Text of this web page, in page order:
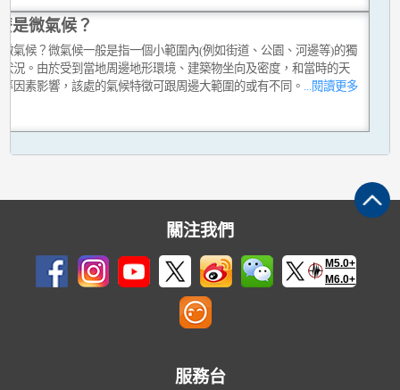
是微氣候？
氣候？微氣候一般是指一個小範圍內(例如街道、公園、河邊等)的獨
況。由於受到當地周邊地形環境、建築物坐向及密度，和當時的天
因素影響，該處的氣候特徵可跟周邊大範圍的或有不同。 ...閱讀更多
關注我們
M5.0+
M6.0+
服務台